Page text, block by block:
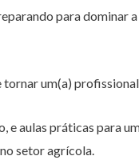
para dominar
um(a)
e aulas práticas para
setor agrícola.